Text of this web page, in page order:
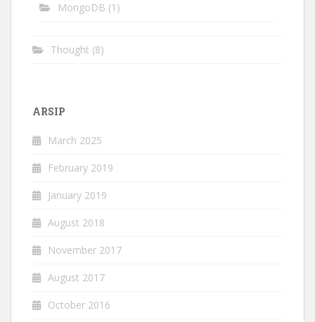
MongoDB (1)
Thought (8)
ARSIP
March 2025
February 2019
January 2019
August 2018
November 2017
August 2017
October 2016